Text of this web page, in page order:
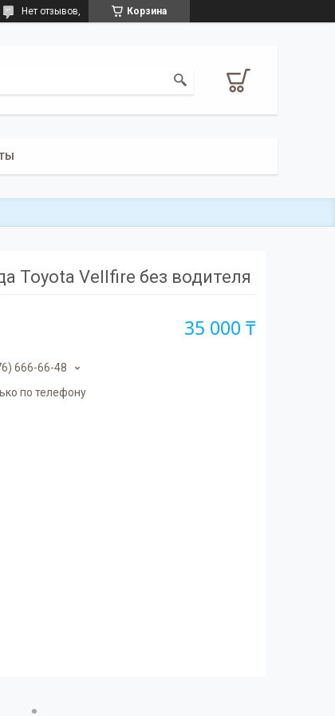
Корзина
Нет отзывов,
Toyota Vellfire без водителя
35 000 ₸
666-66-48
по телефону